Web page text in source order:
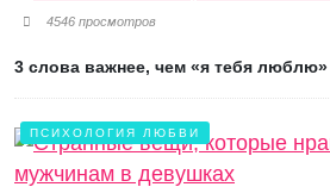
4546 просмотров
3 слова важнее, чем «я тебя люблю»
ПСИХОЛОГИЯ ЛЮБВИ